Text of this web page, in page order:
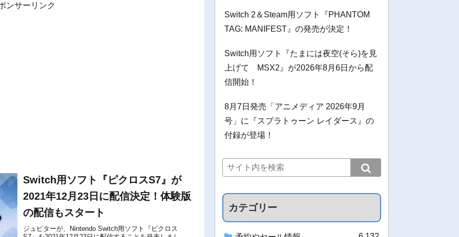
ンサーリンク
Switch用ソフト『ピクロスS7』が
2021年12月23日に配信決定！体験版
の配信もスタート
ジュピターが、Nintendo Switch用ソフト『ピクロス
Switch 2＆Steam用ソフト『PHANTOM
TAG: MANIFEST』の発売が決定！
Switch用ソフト『たまには夜空(そら)を見
上げて MSX2』が2026年8月6日から配
信開始！
8月7日発売「アニメディア 2026年9月
号」に『スプラトゥーン レイダース』の
付録が登場！
カテゴリー